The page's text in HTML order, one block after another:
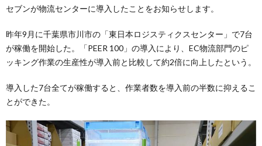
セブンが物流センターに導入したことをお知らせします。
昨年9月に千葉県市川市の「東日本ロジスティクスセンター」で7台
が稼働を開始した。「PEER 100」の導入により、EC物流部門のピ
ッキング作業の生産性が導入前と比較して約2倍に向上したという。
導入した7台全てが稼働すると、作業者数を導入前の半数に抑えるこ
とができた。